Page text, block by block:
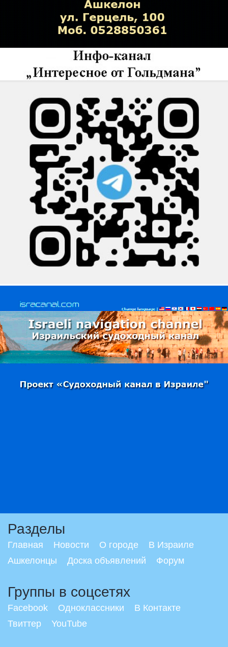
Разделы
Главная Новости О городе
В Израиле
Ашкелонцы
Доска объявлений Форум
Группы в соцсетях
Facebook Одноклассники
В Контакте
Твиттер
YouTube